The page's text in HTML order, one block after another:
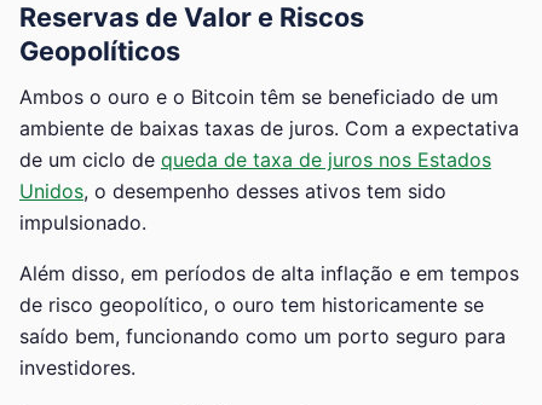
Reservas de Valor e Riscos
Geopolíticos
Ambos o ouro e o Bitcoin têm se beneficiado de um
ambiente de baixas taxas de juros. Com a expectativa
de um ciclo de queda de taxa de juros nos Estados
Unidos, o desempenho desses ativos tem sido
impulsionado.
Além disso, em períodos de alta inflação e em tempos
de risco geopolítico, o ouro tem historicamente se
saído bem, funcionando como um porto seguro para
investidores.